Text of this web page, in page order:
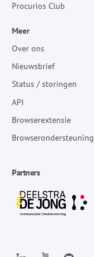
Procurios Club
Meer
Over ons
Nieuwsbrief
Status / storingen
API
Browserextensie
Browserondersteuning
Partners